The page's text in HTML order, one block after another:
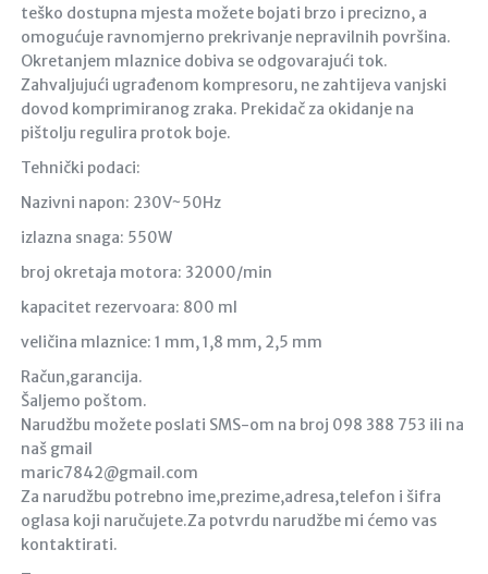
teško dostupna mjesta možete bojati brzo i precizno, a
omogućuje ravnomjerno prekrivanje nepravilnih površina.
Okretanjem mlaznice dobiva se odgovarajući tok.
Zahvaljujući ugrađenom kompresoru, ne zahtijeva vanjski
dovod komprimiranog zraka. Prekidač za okidanje na
pištolju regulira protok boje.
Tehnički podaci:
Nazivni napon: 230V~50Hz
izlazna snaga: 550W
broj okretaja motora: 32000/min
kapacitet rezervoara: 800 ml
veličina mlaznice: 1 mm, 1,8 mm, 2,5 mm
Račun,garancija.
Šaljemo poštom.
Narudžbu možete poslati SMS-om na broj 098 388 753 ili na
naš gmail
maric7842@gmail.com
Za narudžbu potrebno ime,prezime,adresa,telefon i šifra
oglasa koji naručujete.Za potvrdu narudžbe mi ćemo vas
kontaktirati.